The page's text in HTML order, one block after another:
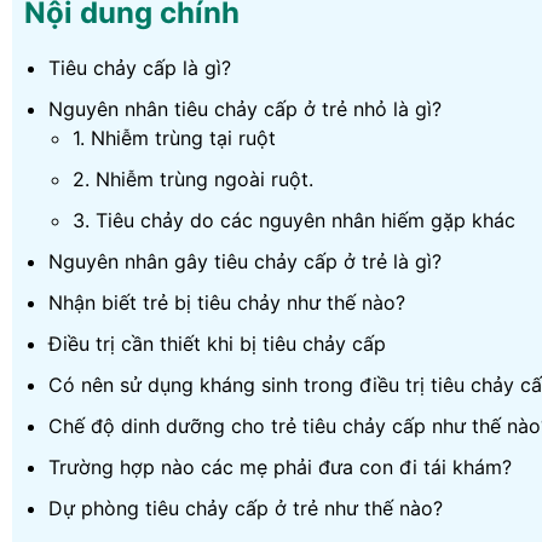
Nội dung chính
Tiêu chảy cấp là gì?
Nguyên nhân tiêu chảy cấp ở trẻ nhỏ là gì?
1. Nhiễm trùng tại ruột
2. Nhiễm trùng ngoài ruột.
3. Tiêu chảy do các nguyên nhân hiếm gặp khác
Nguyên nhân gây tiêu chảy cấp ở trẻ là gì?
Nhận biết trẻ bị tiêu chảy như thế nào?
Điều trị cần thiết khi bị tiêu chảy cấp
Có nên sử dụng kháng sinh trong điều trị tiêu chảy
Chế độ dinh dưỡng cho trẻ tiêu chảy cấp như thế
Trường hợp nào các mẹ phải đưa con đi tái khám?
Dự phòng tiêu chảy cấp ở trẻ như thế nào?